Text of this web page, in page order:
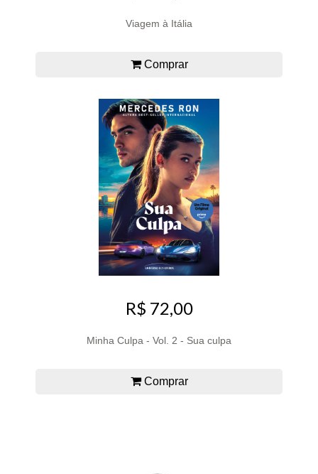
Viagem à Itália
Comprar
R$ 72,00
Minha Culpa - Vol. 2 - Sua culpa
Comprar